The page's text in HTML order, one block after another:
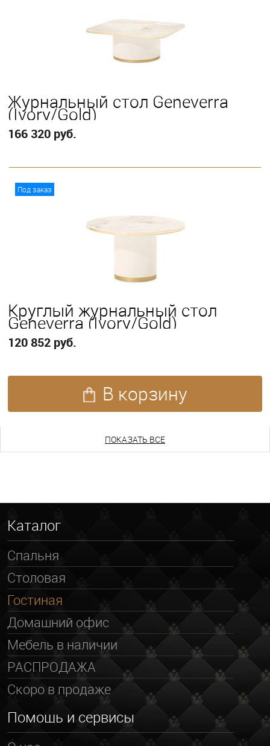
Журнальный стол Geneverra
(Ivory/Gold)
166 320 руб.
Под заказ
Круглый журнальный стол
Geneverra (Ivory/Gold)
120 852 руб.
В корзину
ПОКАЗАТЬ ЕЩЕ
ПОКАЗАТЬ ВСЕ
Каталог
Спальня
Столовая
Гостиная
Домашний офис
Мебель в наличии
РАСПРОДАЖА
Скоро в продаже
Помощь и сервисы